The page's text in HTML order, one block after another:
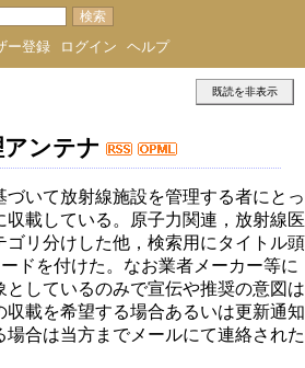
ー登録 ログイン ヘルプ
既読を非表示
アンテナ
いて放射線施設を管理する者にとっ
載している。原子力関連，放射線医
ゴリ分けした他，検索用にタイトル頭
ドを付けた。なお業者メーカー等に
しているのみで宣伝や推奨の意図は
収載を希望する場合あるいは更新通知
合は当方までメールにて連絡された